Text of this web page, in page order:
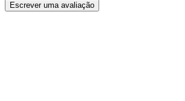
Escrever uma avaliação